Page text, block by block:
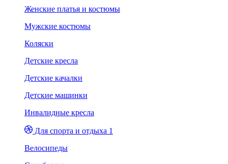
Женские платья и костюмы
Мужские костюмы
Коляски
Детские кресла
Детские качалки
Детские машинки
Инвалидные кресла
Для спорта и отдыха 1
Велосипеды